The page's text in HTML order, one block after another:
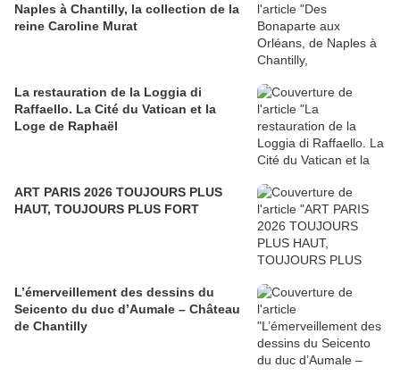
Naples à Chantilly, la collection de la
reine Caroline Murat
​​​​​​​La restauration de la Loggia di
Raffaello. La Cité du Vatican et la
Loge de Raphaël
ART PARIS 2026 TOUJOURS PLUS
HAUT, TOUJOURS PLUS FORT
L’émerveillement des dessins du
Seicento du duc d’Aumale – Château
de Chantilly